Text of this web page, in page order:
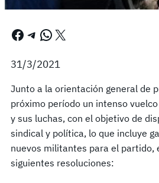
Facebook Telegram WhatsApp X
31/3/2021
Junto a la orientación general de
próximo período un intenso
y sus luchas, con el objetivo de
sindical y política, lo que incluye
nuevos militantes para el partido,
siguientes resoluciones: